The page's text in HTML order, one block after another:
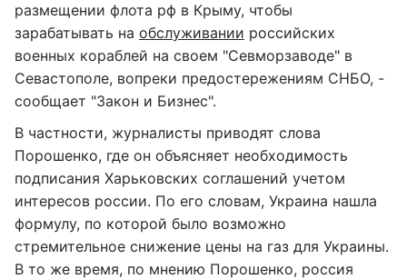
размещении флота рф в Крыму, чтобы
зарабатывать на обслуживании российских
военных кораблей на своем "Севморзаводе" в
Севастополе, вопреки предостережениям СНБО, -
сообщает "Закон и Бизнес".
В частности, журналисты приводят слова
Порошенко, где он объясняет необходимость
подписания Харьковских соглашений учетом
интересов россии. По его словам, Украина нашла
формулу, по которой было возможно
стремительное снижение цены на газ для Украины.
В то же время, по мнению Порошенко, россия